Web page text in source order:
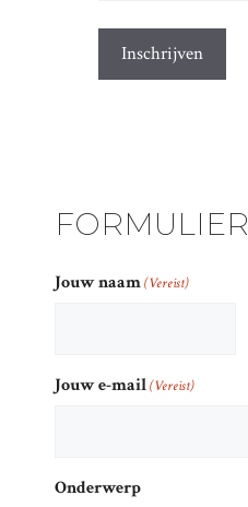
FORMULIER
Jouw naam(Vereist)
Jouw e-mail(Vereist)
Onderwerp